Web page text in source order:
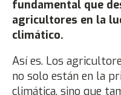
fundamental que
agricultores en la
climático.
Así es. Los
no solo están en la
climática, sino que